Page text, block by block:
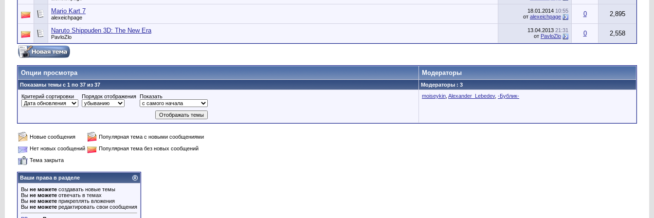
Mario Kart 7
alexeichpage
18.01.2014 10:55
от alexeichpage 0 2,895
Naruto Shippuden 3D: The New Era
PavloZlo
13.04.2013 21:31
от PavloZlo 0 2,558
Опции просмотра Модераторы
Показаны темы с 1 по 37 из 37
Модераторы : 3
Критерий сортировки
Порядок отображения Показать moiseykin Alexander_Lebedev, -Бублик-
Новые сообщения
Популярная тема с новыми сообщениями
Нет новых сообщений
Популярная тема без новых сообщений
Тема закрыта
Ваши права в разделе
Вы не можете создавать новые темы
Вы не можете отвечать в темах
Вы не можете прикреплять вложения
Вы не можете редактировать свои сообщения